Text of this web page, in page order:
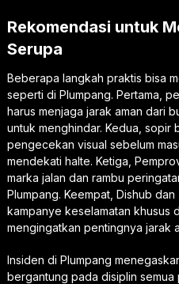
Rekomendasi untuk
Serupa
Beberapa langkah praktis bisa
seperti di Plumpang. Pertama,
harus menjaga jarak aman dari
untuk menghindar. Kedua, sopir
pengecekan visual sebelum
mendekati halte. Ketiga,
marka jalan dan rambu
Plumpang. Keempat, Dishub
kampanye keselamatan khusus
mengingatkan pentingnya jarak
Insiden di Plumpang
bergantung pada disiplin semua